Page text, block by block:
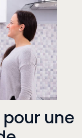
une